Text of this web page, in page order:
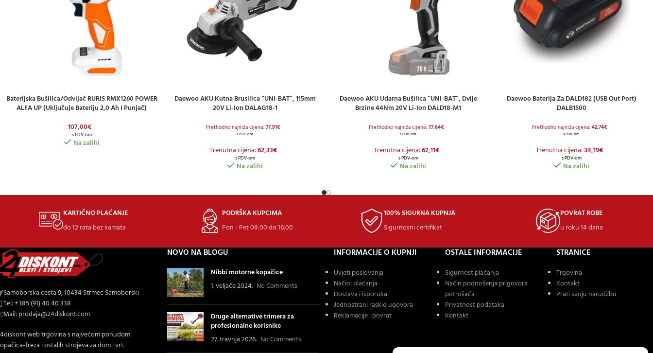
DODAJ U KOŠARICU
Baterijska Bušilica/odvijač RURIS RMX1260 POWER
ALFA UP (uključuje Bateriju 2,0 Ah I Punjač)
107,00€
s PDV-om
Na zalihi
DODAJ U KOŠARICU
Daewoo AKU Kutna Brusilica “UNI-BAT”, 115mm
20V Li-Ion DALAG18-1
Prethodno najniža cijena: 77,91€
s PDV-om
Trenutna cijena:62,33€
s PDV-om
Na zalihi
DODAJ U KOŠARICU
Daewoo AKU Udarna Bušilica “UNI-BAT”, Dvije
Brzine 44Nm 20V Li-Ion DALD18-M1
Prethodno najniža cijena: 77,64€
s PDV-om
Trenutna cijena:62,11€
s PDV-om
Na zalihi
DODAJ U KOŠARICU
Daewoo Baterija Za DALD182 (USB Out Port)
DALB1500
Prethodno najniža cijena: 42,74€
s PDV-om
Trenutna cijena:34,19€
s PDV-om
Na zalihi
KARTIČNO PLAĆANJE
do 12 rata bez kamata
PODRŠKA KUPCIMA
Pon - Pet 08:00 do 16:00
100% SIGURNA KUPNJA
Sigurnosni certifikat
POVRAT ROBE
u roku 14 dana
Samoborska cesta 9, 10434 Strmec Samoborski
Tel: +385 (91) 40 40 338
Mail: prodaja@24diskont.com
web trgovina s najvećom ponudom
freza i ostalih strojeva za dom i vrt.
NOVO NA BLOGU
Nibbi motorne kopačice
1. veljače 2024. No Comments
Druge alternative trimera za
profesionalne korisnike
27. travnja 2026. No Comments
INFORMACIJE O KUPNJI
Uvjeti poslovanja
Načini plaćanja
Dostava i isporuka
Jednostrani raskid ugovora
Reklamacije i povrat
OSTALE INFORMACIJE
Sigurnost plaćanja
Način podnošenja prigovora
potrošača
Privatnost podataka
Kontakt
STRANICE
Trgovina
Kontakt
Prati svoju narudžbu